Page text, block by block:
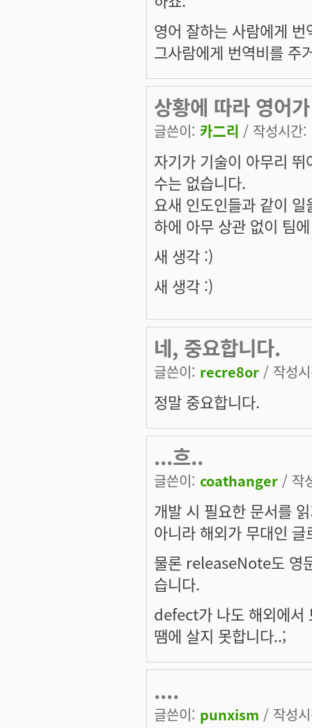
영어 잘하는 사람에게
그사람에게 번역비를 주
상황에 따라 영어
글쓴이: 카二리 / 작성시간
자기가 기술이 아무리
수는 없습니다.
요새 인도인들과 같이
하에 아무 상관 없이 팀
새 생각 :)
새 생각 :)
네, 중요합니다.
글쓴이: recre8or / 작성
정말 중요합니다.
...흐..
글쓴이: coathanger / 작
개발 시 필요한 문서를
아니라 해외가 무대인
물론 releaseNote도 영
습니다.
defect가 나도 해외에서
땜에 살지 못합니다..;
....
글쓴이: punxism / 작성